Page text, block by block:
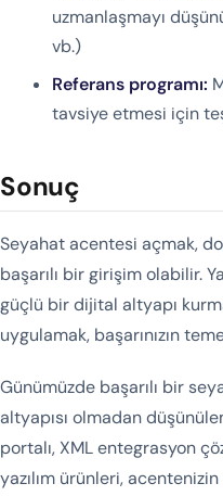
uzmanlaşmayı
vb.)
Referans programı:
tavsiye etmesi için
Sonuç
Seyahat acentesi açmak,
başarılı bir girişim olabilir.
güçlü bir dijital altyapı
uygulamak, başarınızın
Günümüzde başarılı bir
altyapısı olmadan
portalı, XML entegrasyon
yazılım ürünleri,